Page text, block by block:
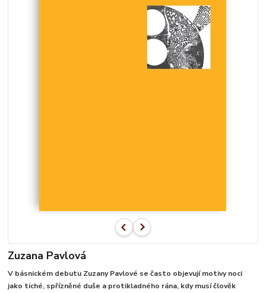
Zuzana Pavlová
V básnickém debutu Zuzany Pavlové se často objevují motivy noci
jako tiché, spřízněné duše a protikladného rána, kdy musí člověk